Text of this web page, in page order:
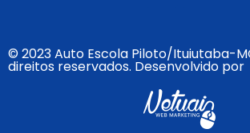
© 2023 Auto Escola Piloto/Ituiutaba-
direitos reservados. Desenvolvido por